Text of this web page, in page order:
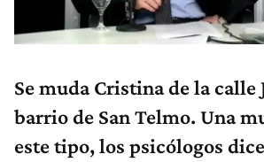
Se muda Cristina de la calle
barrio de San Telmo. Una
este tipo, los psicólogos